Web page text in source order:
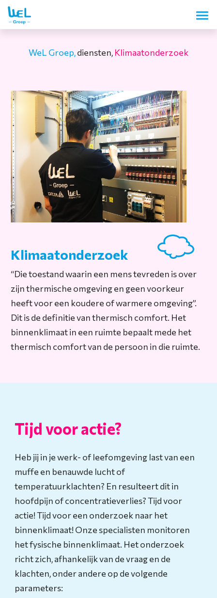
WeL Groep,diensten, Klimaatonderzoek
Klimaatonderzoek
“Die toestand waarin een mens tevreden is over
zijn thermische omgeving en geen voorkeur
heeft voor een koudere of warmere omgeving”.
Dit is de definitie van thermisch comfort. Het
binnenklimaat in een ruimte bepaalt mede het
thermisch comfort van de persoon in die ruimte.
Tijd voor actie?
Heb jij in je werk- of leefomgeving last van een
muffe en benauwde lucht of
temperatuurklachten? En resulteert dit in
hoofdpijn of concentratieverlies? Tijd voor
actie! Tijd voor een onderzoek naar het
binnenklimaat! Onze specialisten monitoren
het fysische binnenklimaat. Het onderzoek
richt zich, afhankelijk van de vraag en de
klachten, onder andere op de volgende
parameters: